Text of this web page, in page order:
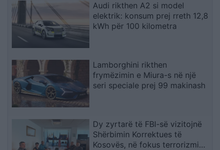
Audi rikthen A2 si model
elektrik: konsum prej rreth 12,8
kWh për 100 kilometra
Lamborghini rikthen
frymëzimin e Miura-s në një
seri speciale prej 99 makinash
Dy zyrtarë të FBI-së vizitojnë
Shërbimin Korrektues të
Kosovës, në fokus terrorizmi